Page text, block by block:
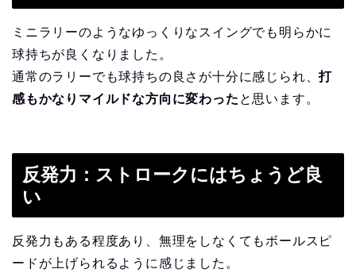
ミニラリーのようなゆっくりなスイングでも明らかに
球持ちが良くなりました。
通常のラリーでも球持ちの良さが十分に感じられ、打
感もかなりマイルドな方向に変わった と思います。
反発力：ストロークにはちょうど良
い
反発力もある程度あり、無理をしなくてもボールスピ
ードが上げられるように感じました。